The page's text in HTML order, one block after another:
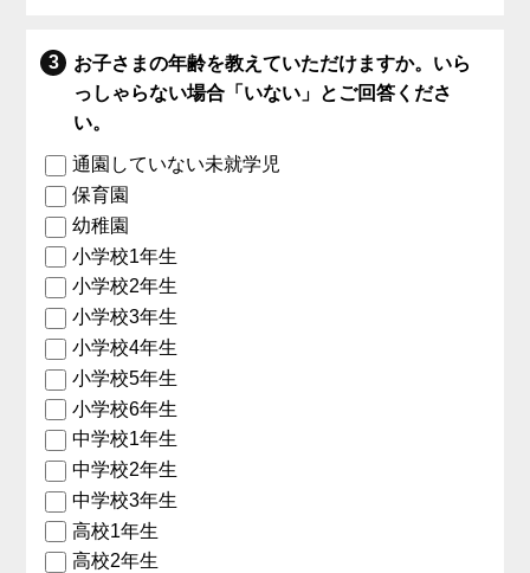
お子さまの年齢を教えていただけますか。いら
っしゃらない場合「いない」とご回答くださ
い。
通園していない未就学児
保育園
幼稚園
小学校1年生
小学校2年生
小学校3年生
小学校4年生
小学校5年生
小学校6年生
中学校1年生
中学校2年生
中学校3年生
高校1年生
高校2年生